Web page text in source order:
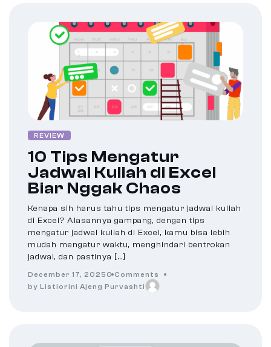
REVIEW
10 Tips Mengatur
Jadwal Kuliah di Excel
Biar Nggak Chaos
Kenapa sih harus tahu tips mengatur jadwal kuliah
di Excel? Alasannya gampang, dengan tips
mengatur jadwal kuliah di Excel, kamu bisa lebih
mudah mengatur waktu, menghindari bentrokan
jadwal, dan pastinya […]
December 17, 2025 0 Comments
by Listiorini Ajeng Purvashti